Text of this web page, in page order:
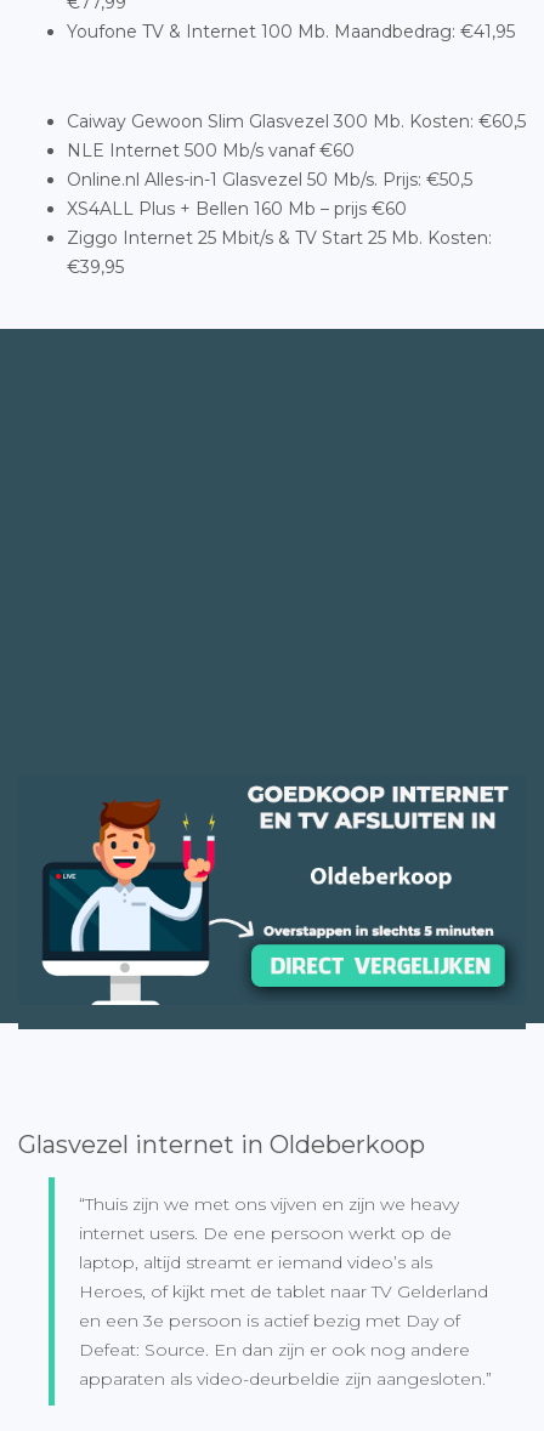
Youfone TV & Internet 100 Mb. Maandbedrag: €41,95
Caiway Gewoon Slim Glasvezel 300 Mb. Kosten: €60,5
NLE Internet 500 Mb/s vanaf €60
Online.nl Alles-in-1 Glasvezel 50 Mb/s. Prijs: €50,5
XS4ALL Plus + Bellen 160 Mb – prijs €60
Ziggo Internet 25 Mbit/s & TV Start 25 Mb. Kosten:
€39,95
Glasvezel internet in Oldeberkoop
“Thuis zijn we met ons vijven en zijn we heavy
internet users. De ene persoon werkt op de
laptop, altijd streamt er iemand video’s als
Heroes, of kijkt met de tablet naar TV Gelderland
en een 3e persoon is actief bezig met Day of
Defeat: Source. En dan zijn er ook nog andere
apparaten als video-deurbeldie zijn aangesloten.”